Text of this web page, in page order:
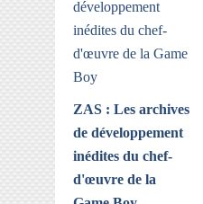
ZAS : Les archives
de développement
inédites du chef-
d'œuvre de la